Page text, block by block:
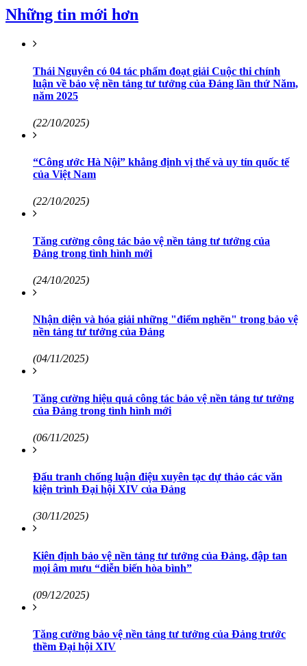
Những tin mới hơn
Thái Nguyên có 04 tác phẩm đoạt giải Cuộc thi chính
luận về bảo vệ nền tảng tư tưởng của Đảng lần thứ Năm,
năm 2025
(22/10/2025)
“Công ước Hà Nội” khẳng định vị thế và uy tín quốc tế
của Việt Nam
(22/10/2025)
Tăng cường công tác bảo vệ nền tảng tư tưởng của
Đảng trong tình hình mới
(24/10/2025)
Nhận diện và hóa giải những "điểm nghẽn" trong bảo vệ
nền tảng tư tưởng của Đảng
(04/11/2025)
Tăng cường hiệu quả công tác bảo vệ nền tảng tư tưởng
của Đảng trong tình hình mới
(06/11/2025)
Đấu tranh chống luận điệu xuyên tạc dự thảo các văn
kiện trình Đại hội XIV của Đảng
(30/11/2025)
Kiên định bảo vệ nền tảng tư tưởng của Đảng, đập tan
mọi âm mưu “diễn biến hòa bình”
(09/12/2025)
Tăng cường bảo vệ nền tảng tư tưởng của Đảng trước
thềm Đại hội XIV